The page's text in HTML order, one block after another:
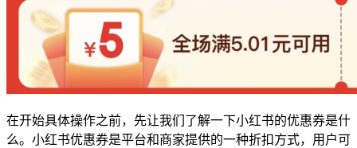
在开始具体操作之前，先让我们了解一下小红书的优惠券是什
么。小红书优惠券是平台和商家提供的一种折扣方式，用户可